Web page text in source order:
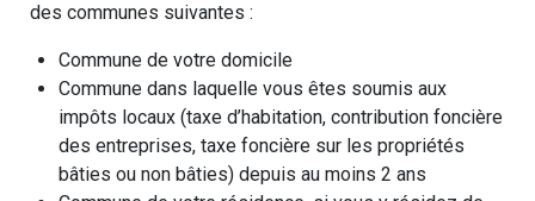
des communes suivantes :
Commune de votre domicile
Commune dans laquelle vous êtes soumis aux
impôts locaux (taxe d’habitation, contribution foncière
des entreprises, taxe foncière sur les propriétés
bâties ou non bâties) depuis au moins 2 ans